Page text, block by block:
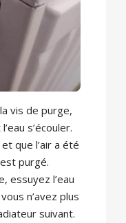
vis de purge,
s’écouler.
et que l’air a été
purgé.
essuyez l’eau
n’avez plus
suivant.